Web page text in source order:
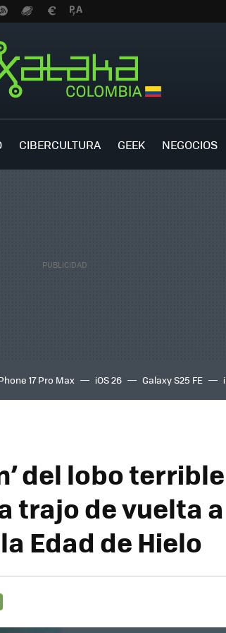
CIBERCULTURA GEEK NEGOCIOS
17 Pro Max iOS 26 Galaxy S25 FE
del lobo
trajo de vuelta
Edad de Hielo